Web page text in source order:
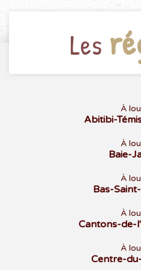
Les
À
Abitibi-
À
Baie-
À
Bas-
À
Cantons-de-
À
Centre-